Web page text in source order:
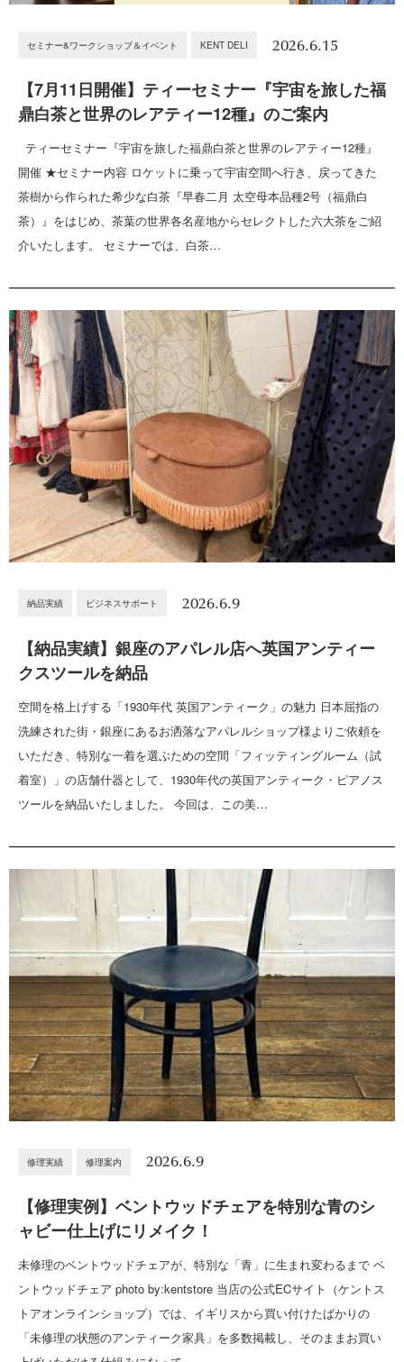
セミナー&ワークショップ＆イベント KENT DELI 2026.6.15
【7月11日開催】ティーセミナー『宇宙を旅した福
鼎白茶と世界のレアティー12種』のご案内
ティーセミナー『宇宙を旅した福鼎白茶と世界のレアティー12種』
開催 ★セミナー内容 ロケットに乗って宇宙空間へ行き、戻ってきた
茶樹から作られた希少な白茶『早春二月 太空母本品種2号（福鼎白
茶）』をはじめ、茶葉の世界各名産地からセレクトした六大茶をご紹
介いたします。 セミナーでは、白茶…
納品実績 ビジネスサポート 2026.6.9
【納品実績】銀座のアパレル店へ英国アンティー
クスツールを納品
空間を格上げする「1930年代 英国アンティーク」の魅力 日本屈指の
洗練された街・銀座にあるお洒落なアパレルショップ様よりご依頼を
いただき、特別な一着を選ぶための空間「フィッティングルーム（試
着室）」の店舗什器として、1930年代の英国アンティーク・ピアノス
ツールを納品いたしました。 今回は、この美…
修理実績 修理案内 2026.6.9
【修理実例】ベントウッドチェアを特別な青のシ
ャビー仕上げにリメイク！
未修理のベントウッドチェアが、特別な「青」に生まれ変わるまで ベ
ントウッドチェア photo by:kentstore 当店の公式ECサイト（ケントス
トアオンラインショップ）では、イギリスから買い付けたばかりの
「未修理の状態のアンティーク家具」を多数掲載し、そのままお買い